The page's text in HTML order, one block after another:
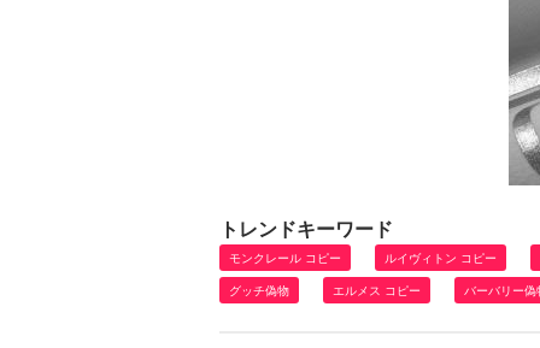
トレンドキーワード
モンクレール コピー ルイヴィトン コピー
グッチ偽物 エルメス コピー バーバリー偽